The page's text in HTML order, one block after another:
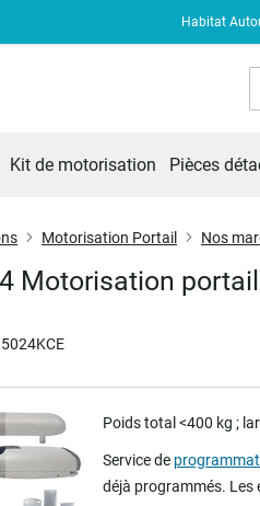
Habitat
Kit de motorisation Pièces
Motorisation Portail Nos
Motorisation
Poids total <400 kg ;
Service de
déjà programmés. Les